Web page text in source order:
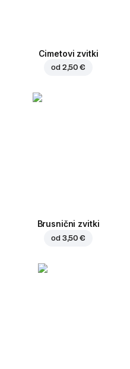
Cimetovi zvitki
od 2,50 €
Brusnični zvitki
od 3,50 €